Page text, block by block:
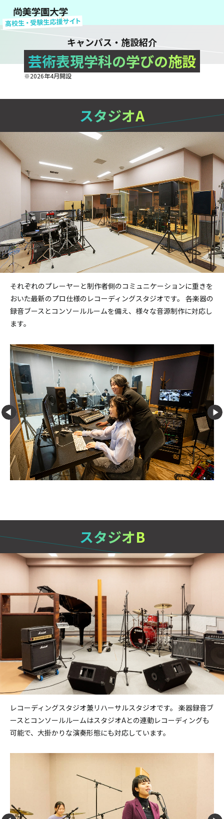
キャンパス・施設紹介
芸術表現学科の学びの施設
※2026年4月開設
スタジオA
それぞれのプレーヤーと制作者側のコミュニケーションに重きを
おいた最新のプロ仕様のレコーディングスタジオです。 各楽器の
録音ブースとコンソールルームを備え、様々な音源制作に対応し
ます。
スタジオB
レコーディングスタジオ兼リハーサルスタジオです。 楽器録音ブ
ースとコンソールルームはスタジオAとの連動レコーディングも
可能で、大掛かりな演奏形態にも対応しています。